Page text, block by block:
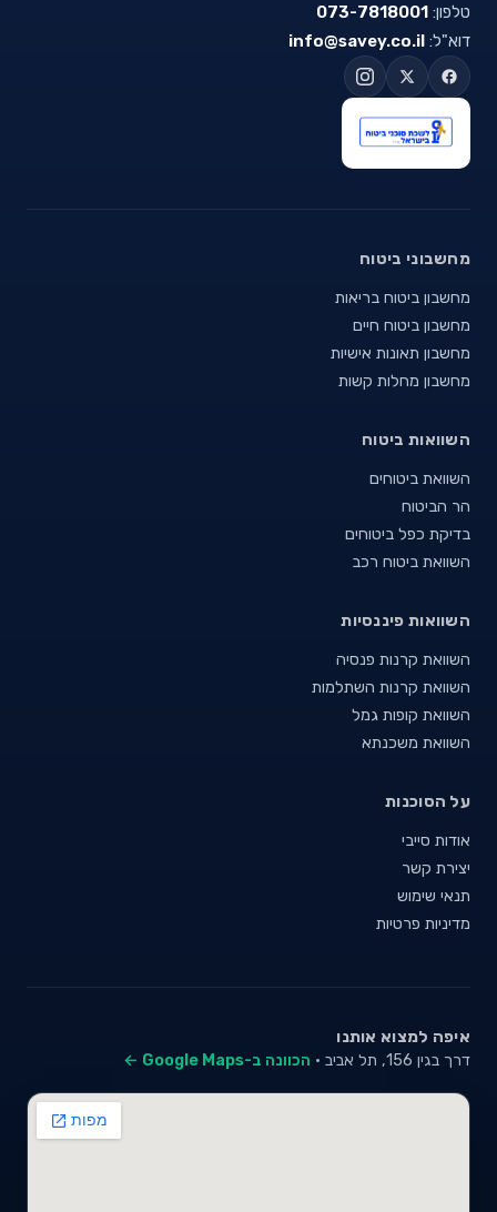
טלפון: 073-7818001
דוא"ל: info@savey.co.il
מחשבוני ביטוח
מחשבון ביטוח בריאות
מחשבון ביטוח חיים
מחשבון תאונות אישיות
מחשבון מחלות קשות
השוואות ביטוח
השוואת ביטוחים
הר הביטוח
בדיקת כפל ביטוחים
השוואת ביטוח רכב
השוואות פיננסיות
השוואת קרנות פנסיה
השוואת קרנות השתלמות
השוואת קופות גמל
השוואת משכנתא
על הסוכנות
אודות סייבי
יצירת קשר
תנאי שימוש
מדיניות פרטיות
איפה למצוא אותנו
דרך בגין 156, תל אביב · הכוונה ב-Google Maps ←